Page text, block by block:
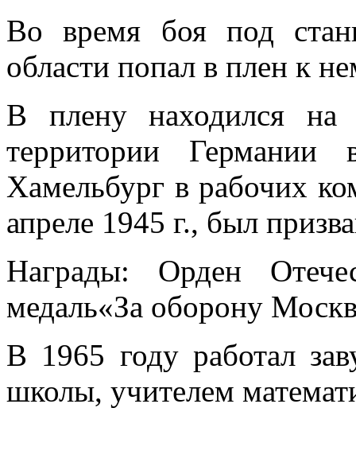
Во время боя под
области попал в плен к
В плену находился на
территории
Хамельбург в рабочих
апреле 1945 г., был
Награды: Орден
медаль«За оборону
В 1965 году работал
школы, учителем